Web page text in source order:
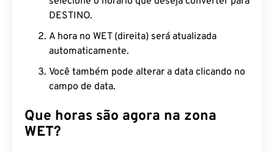
DESTINO.
A hora no WET (direita) será atualizada
automaticamente.
Você também pode alterar a data clicando no
campo de data.
Que horas são agora na zona
WET?